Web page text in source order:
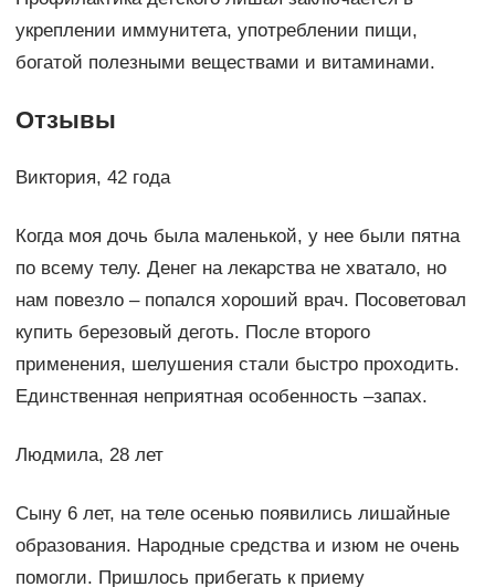
укреплении иммунитета, употреблении пищи,
богатой полезными веществами и витаминами.
Отзывы
Виктория, 42 года
Когда моя дочь была маленькой, у нее были пятна
по всему телу. Денег на лекарства не хватало, но
нам повезло – попался хороший врач. Посоветовал
купить березовый деготь. После второго
применения, шелушения стали быстро проходить.
Единственная неприятная особенность –запах.
Людмила, 28 лет
Сыну 6 лет, на теле осенью появились лишайные
образования. Народные средства и изюм не очень
помогли. Пришлось прибегать к приему